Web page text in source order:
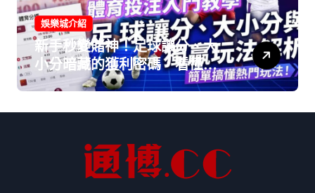
娛樂城介紹
新手秒變賭神！足球讓分、大
小分暗藏的獲利密碼，看懂這
篇直接贏在起跑線！